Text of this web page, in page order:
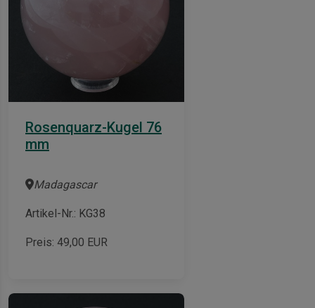
Rosenquarz-Kugel 76
mm
Madagascar
Artikel-Nr.: KG38
Preis: 49,00 EUR